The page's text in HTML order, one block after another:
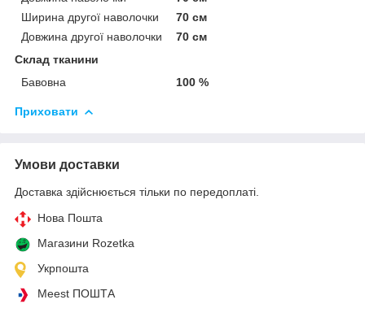
Ширина другої наволочки
70 см
Довжина другої наволочки
70 см
Склад тканини
Бавовна
100 %
Приховати
Умови доставки
Доставка здійснюється тільки по передоплаті.
Нова Пошта
Магазини Rozetka
Укрпошта
Meest ПОШТА